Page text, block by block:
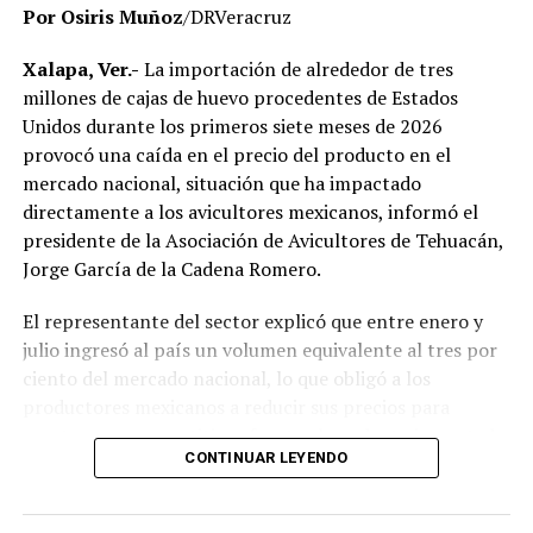
señalaron que un grupo de profesores ha manifestado
su inconformidad con el proceso de revisión, al
considerar que las investigaciones podrían afectar
intereses al interior de la institución.
De acuerdo con esos testimonios, el grupo identificado
comoMovimiento Estatal UPAV, integrado
públicamente por Verónica Sánchez Ramos, Mauricio
Ivette Lara Barradas, Roberto Ibáñez y Carlos Enrique
Sierra, ha cuestionado las acciones emprendidas por las
autoridades universitarias y estatales.
informado la conclusión de las investigaciones ni la
emisión de sanciones o resoluciones específicas. El
proceso de regularización continúa conforme a los
Por Osiris Muñoz/DRVeracruz
Xalapa, Ver.- La importación de alrededor de tres
millones de cajas de huevo procedentes de Estados
Unidos durante los primeros siete meses de 2026
provocó una caída en el precio del producto en el
mercado nacional, situación que ha impactado
directamente a los avicultores mexicanos, informó el
presidente de la Asociación de Avicultores de Tehuacán,
Jorge García de la Cadena Romero.
El representante del sector explicó que entre enero y
julio ingresó al país un volumen equivalente al tres por
ciento del mercado nacional, lo que obligó a los
mantenerse competitivos frente al producto importado.
de tres millones de cajas de huevo, lo que representa
CONTINUAR LEYENDO